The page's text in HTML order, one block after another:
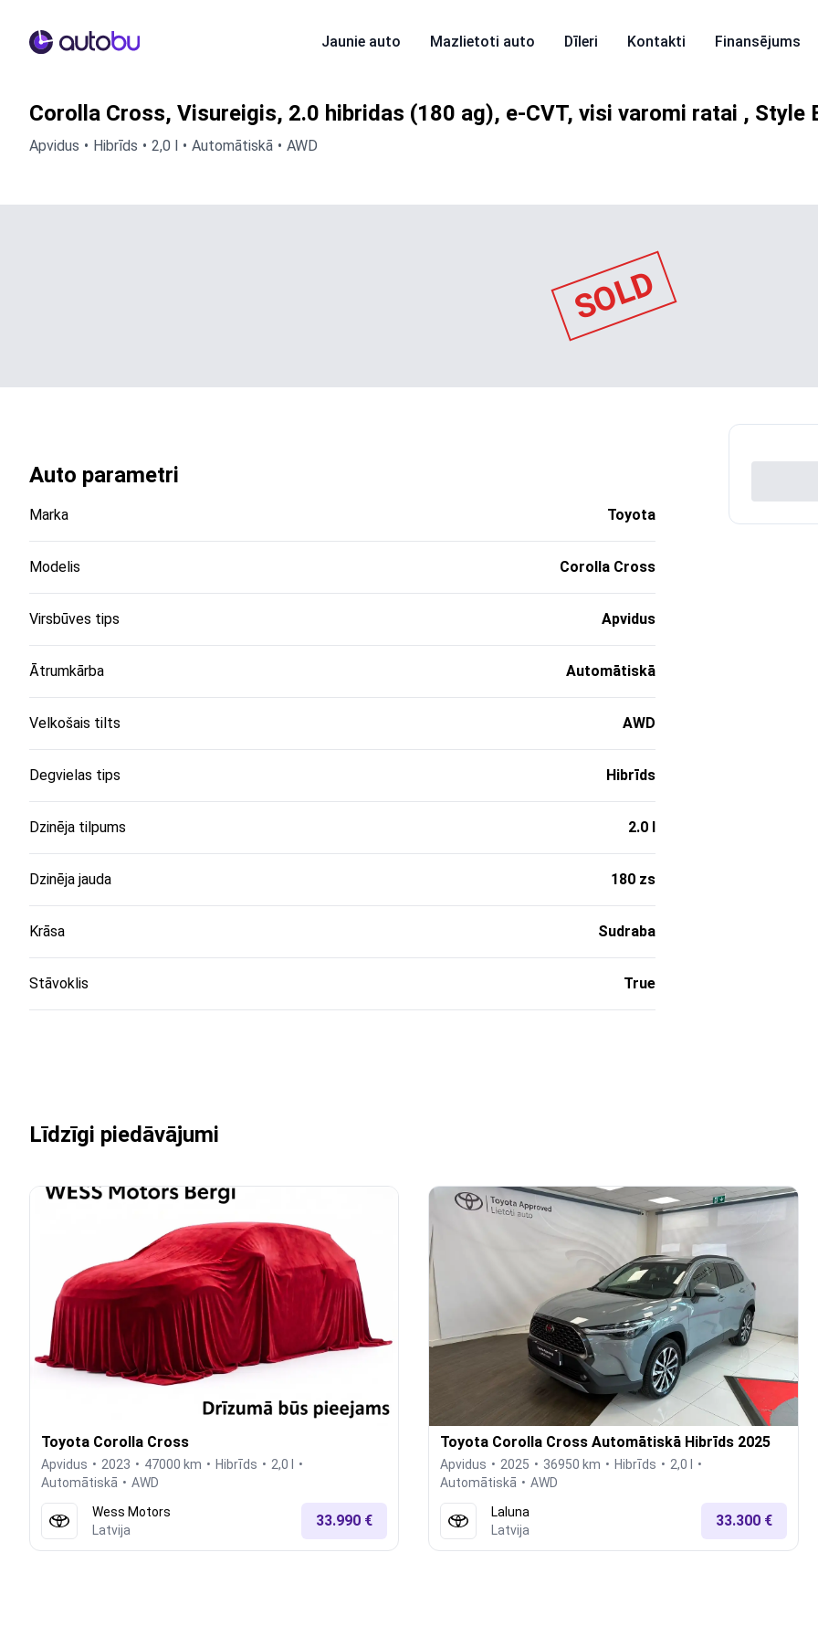
Autobu.eu Jaunie auto Mazlietoti auto Dīleri Kontakti Finansējums
Corolla Cross, Visureigis, 2.0 hibridas (180 ag), e-CVT, visi varomi ratai , Style
Apvidus Hibrīds 2,0 l Automātiskā AWD
SOLD
Auto parametri
Marka Toyota
Modelis Corolla Cross
Virsbūves tips Apvidus
Ātrumkārba Automātiskā
Velkošais tilts AWD
Degvielas tips Hibrīds
Dzinēja tilpums 2.0 l
Dzinēja jauda 180 zs
Krāsa Sudraba
Stāvoklis True
Līdzīgi piedāvājumi
Toyota Corolla Cross
Apvidus 2023 47000 km Hibrīds
2,0 l
Automātiskā
AWD
Wess Motors
Latvija
33.990 €
Toyota Corolla Cross Automātiskā Hibrīds 2025
Apvidus 2025 36950 km Hibrīds
2,0 l
Automātiskā
AWD
Laluna
Latvija
33.300 €